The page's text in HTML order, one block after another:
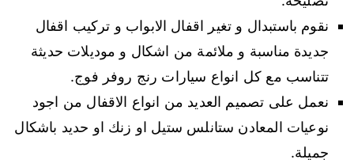
نقوم باستبدال و تغير اقفال الابواب و تركيب اقفال
جديدة مناسبة و ملائمة من اشكال و موديلات حديثة
تتناسب مع كل انواع سيارات رنج روفر فوج.
نعمل على تصميم العديد من انواع الاقفال من اجود
نوعيات المعادن ستانلس ستيل او زنك او حديد باشكال
جميلة.